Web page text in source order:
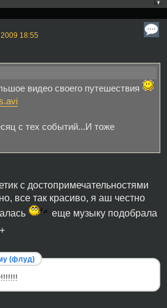
18:55
видео своего путешествия
с тех событий...И тоже
с достопримечательностями
все так красиво, я аш честно
еще музыку подобрала
(флуд)